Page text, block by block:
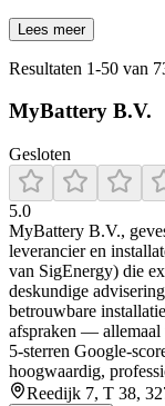
Lees meer
Resultaten 1-50 van
MyBattery B.V.
Gesloten
5.0
MyBattery B.V.,
leverancier en
van SigEnergy) die
deskundige
betrouwbare
afspraken — allemaal
5‑sterren
hoogwaardig,
Reedijk 7, T 38,